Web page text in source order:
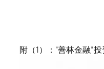
附（1）：“善林金融”